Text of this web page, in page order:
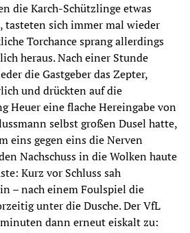
die Karch-Schützlinge etwas
tasteten sich immer mal wieder
Torchance sprang allerdings
heraus. Nach einer Stunde
die Gastgeber das Zepter,
und drückten auf die
Heuer eine flache Hereingabe von
selbst großen Dusel hatte,
eins gegen eins die Nerven
Nachschuss in die Wolken haute
Kurz vor Schluss sah
– nach einem Foulspiel die
unter die Dusche. Der VfL
dann erneut eiskalt zu: